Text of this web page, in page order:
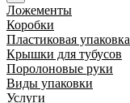
Ложементы
Коробки
Пластиковая упаковка
Крышки для тубусов
Поролоновые руки
Виды упаковки
Услуги